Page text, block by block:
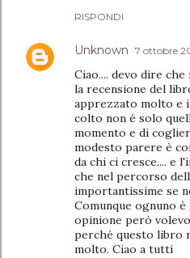
RISPONDI
Unknown 7 ottobre
Ciao.... devo dire
la recensione del
apprezzato molto e
colto non é solo
momento e di
modesto parere è
da chi ci cresce.... e
che nel percorso
importantissime se
Comunque ognuno
opinione però
perché questo libro
molto. Ciao a tutti